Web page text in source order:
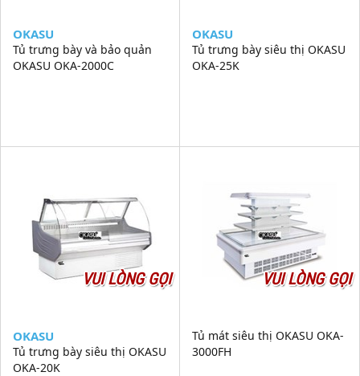
OKASU
Tủ trưng bày và bảo quản
OKASU OKA-2000C
OKASU
Tủ trưng bày siêu thị OKASU
OKA-25K
VUI LÒNG GỌI
OKASU
Tủ trưng bày siêu thị OKASU
OKA-20K
VUI LÒNG GỌI
Tủ mát siêu thị OKASU OKA-
3000FH